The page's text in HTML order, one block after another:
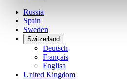
Russia
Spain
Sweden
Switzerland
Deutsch
Français
English
United Kingdom